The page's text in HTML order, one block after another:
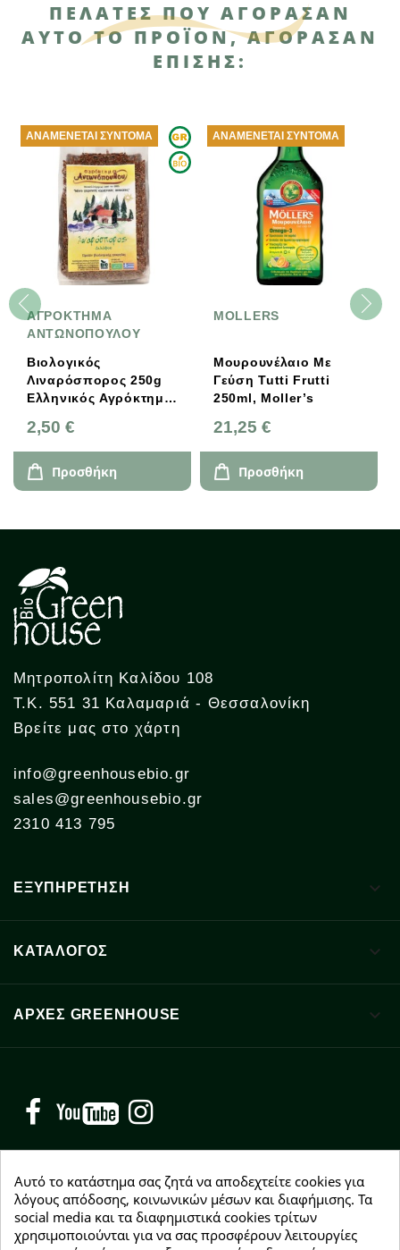
ΠΕΛΆΤΕΣ ΠΟΥ ΑΓΌΡΑΣΑΝ
ΑΥΤΌ ΤΟ ΠΡΟΪΌΝ, ΑΓΌΡΑΣΑΝ
ΕΠΊΣΗΣ:
ΑΓΡΟΚΤΗΜΑ
ΑΝΤΩΝΟΠΟΥΛΟΥ
Βιολογικός
Λιναρόσπορος 250g
Ελληνικός Αγρόκτημα
2,50 €
ΑΝΑΜΈΝΕΤΑΙ ΣΎΝΤΟΜΑ
Προσθήκη
MOLLERS
Μουρουνέλαιο Με
Γεύση Tutti Frutti
250ml, Moller’s
21,25 €
ΑΝΑΜΈΝΕΤΑΙ ΣΎΝΤΟΜΑ
Προσθήκη
Μητροπολίτη Καλίδου 108
Τ.Κ. 551 31 Καλαμαριά - Θεσσαλονίκη
Βρείτε μας στο χάρτη
info@greenhousebio.gr
sales@greenhousebio.gr
2310 413 795
ΕΞΥΠΗΡΕΤΗΣΗ 
ΚΑΤΑΛΟΓΟΣ 
ΑΡΧΈΣ GREENHOUSE 
Facebook YouTube
NEWSLETTER
Εγγραφείτε δωρεάν και θα είστε οι πρώτοι που θα
Αυτό το κατάστημα σας ζητά να αποδεχτείτε cookies για
λόγους απόδοσης, κοινωνικών μέσων και διαφήμισης. Τα
social media και τα διαφημιστικά cookies τρίτων
χρησιμοποιούνται για να σας προσφέρουν λειτουργίες